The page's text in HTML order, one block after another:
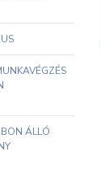
ÁLLÓ